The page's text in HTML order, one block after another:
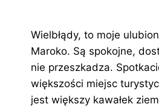
Wielbłądy, to moje
Maroko. Są spokojne,
nie przeszkadza.
większości miejsc
jest większy kawałek